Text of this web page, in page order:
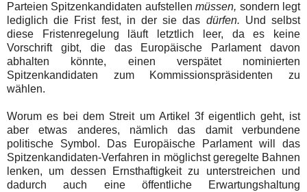
Parteien Spitzenkandidaten aufstellenmüssen, sondern legt
lediglich die Frist fest, in der sie das dürfen. Und selbst
diese Fristenregelung läuft letztlich leer, da es keine
Vorschrift gibt, die das Europäische Parlament davon
abhalten könnte, einen verspätet nominierten
Spitzenkandidaten zum Kommissionspräsidenten zu
wählen.
Worum es bei dem Streit um Artikel 3f eigentlich geht, ist
aber etwas anderes, nämlich das damit verbundene
politische Symbol. Das Europäische Parlament will das
Spitzenkandidaten-Verfahren in möglichst geregelte Bahnen
lenken, um dessen Ernsthaftigkeit zu unterstreichen und
dadurch auch eine öffentliche Erwartungshaltung